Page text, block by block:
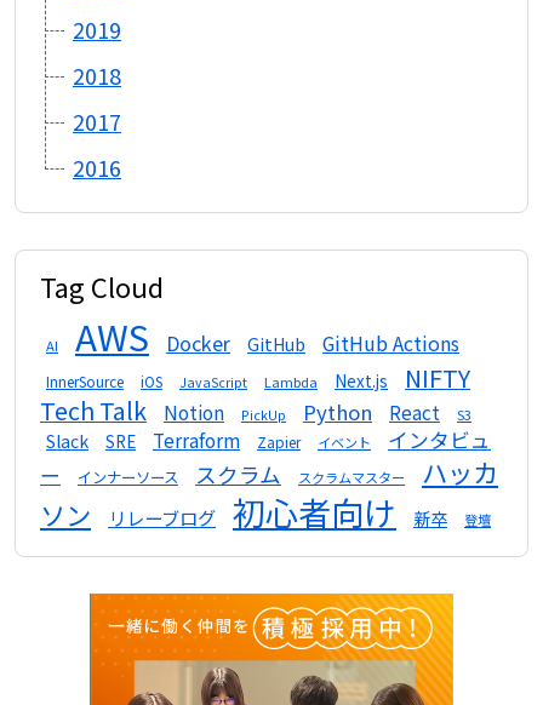
2019
2018
2017
2016
Tag Cloud
AI AWS Docker GitHub GitHub Actions
InnerSource iOS JavaScript Lambda Next.js
NIFTY
Tech Talk
Notion PickUp Python React S3
Slack SRE Terraform Zapier イベント
インタビュ
ー
インナーソース スクラム スクラムマスター
ハッカ
ソン
リレーブログ 初心者向け 新卒 登壇